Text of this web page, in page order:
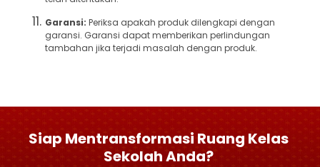
Garansi: Periksa apakah produk dilengkapi dengan
garansi. Garansi dapat memberikan perlindungan
tambahan jika terjadi masalah dengan produk.
Siap Mentransformasi Ruang Kelas
Sekolah Anda?